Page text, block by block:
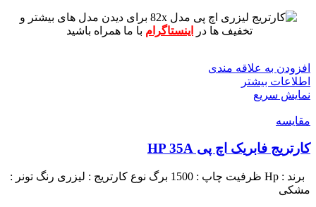
برای دیدن مدل های بیشتر و
تخفیف ها در
اینستاگرام با ما همراه باشید
افزودن به علاقه مندی
اطلاعات بیشتر
نمایش سریع
مقايسه
کارتریج فابریک اچ پی HP 35A
برند : Hp ظرفیت چاپ : 1500 برگ نوع کارتریج : لیزری رنگ تونر :
مشکی